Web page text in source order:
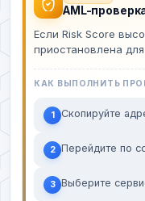
AML-
Если Risk Score
приостановлена
КАК ВЫПОЛНИТЬ
1 Скопируйте
2 Перейдите по
3 Выберите